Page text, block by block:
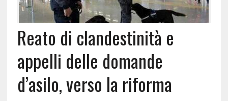
Reato di clandestinità e
appelli delle domande
d’asilo, verso la riforma